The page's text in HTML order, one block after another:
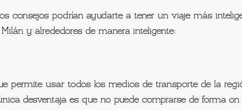
consejos podrían ayudarte a tener un viaje más
y alrededores de manera inteligente:
permite usar todos los medios de transporte de la
desventaja es que no puede comprarse de forma